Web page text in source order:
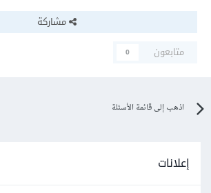
مشاركة
متابعون
0
اذهب إلى قائمة الأسئلة
إعلانات